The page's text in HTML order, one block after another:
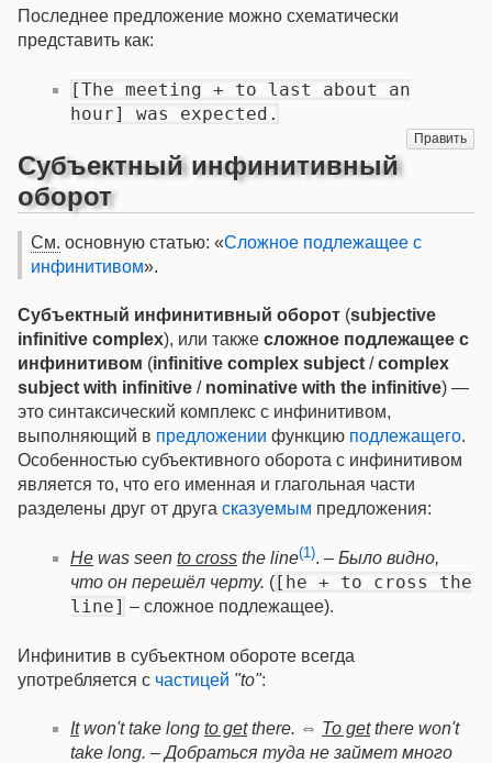
Последнее предложение можно схематически
представить как:
[The meeting + to last about an
hour] was expected.
Править
Субъектный инфинитивный
оборот
См. основную статью: «Сложное подлежащее с
инфинитивом».
Субъектный инфинитивный оборот (subjective
infinitive complex), или также сложное подлежащее с
инфинитивом (infinitive complex subject /complex
subject with infinitive / nominative with the infinitive) —
это синтаксический комплекс с инфинитивом,
выполняющий в предложении функцию подлежащего.
Особенностью субъективного оборота с инфинитивом
является то, что его именная и глагольная части
разделены друг от друга сказуемым предложения:
He was seen to cross the line(1). – Было видно,
что он перешёл черту. ( [he + to cross the
line] – сложное подлежащее).
Инфинитив в субъектном обороте всегда
употребляется с частицей "to":
Itwon't take long to getthere. ⇔ To getthere won't
take long. – Добраться туда не займет много